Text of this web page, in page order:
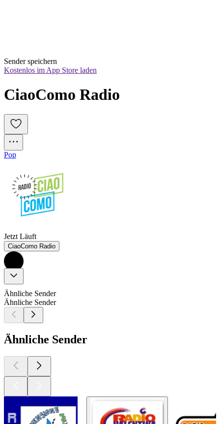
Sender speichern
Kostenlos im App Store laden
CiaoComo Radio
Pop
Jetzt Läuft
CiaoComo Radio
Ähnliche Sender
Ähnliche Sender
Ähnliche Sender